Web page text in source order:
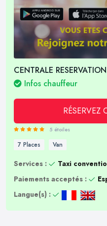
CENTRALE
Infos chauffeur
RÉSERVEZ
5 étoiles
7 Places Van
Services :
Taxi
Paiements acceptés :
Langue(s) :